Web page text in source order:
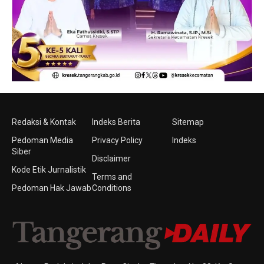
Redaksi & Kontak
Pedoman Media
Siber
Kode Etik Jurnalistik
Pedoman Hak Jawab
Indeks Berita
Privacy Policy
Disclaimer
Terms and
Conditions
Sitemap
Indeks